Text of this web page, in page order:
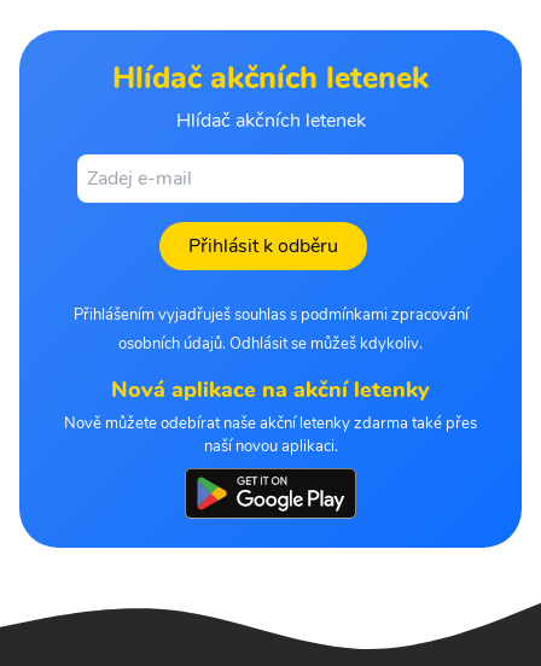
Hlídač akčních letenek
Hlídač akčních letenek
Přihlásit k odběru
Přihlášením vyjadřuješ souhlas s podmínkami zpracování
osobních údajů. Odhlásit se můžeš kdykoliv.
Nová aplikace na akční letenky
Nově můžete odebírat naše akční letenky zdarma také přes
naší novou aplikaci.